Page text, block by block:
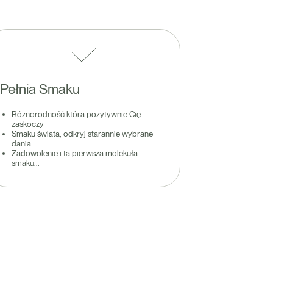
Pełnia Smaku
Różnorodność która pozytywnie Cię
zaskoczy
Smaku świata, odkryj starannie wybrane
dania
Zadowolenie i ta pierwsza molekuła
smaku...